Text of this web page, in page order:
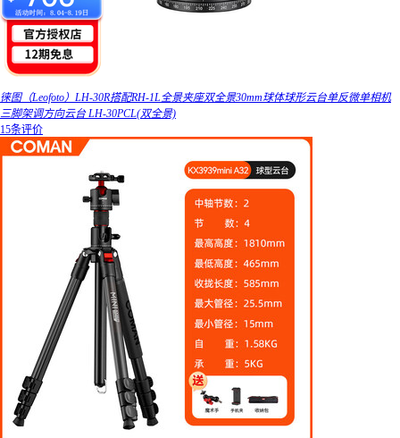
徕图（Leofoto）LH-30R搭配RH-1L全景夹座双全景30mm球体球形云台单反微单相机
三脚架调方向云台 LH-30PCL(双全景)
15条评价